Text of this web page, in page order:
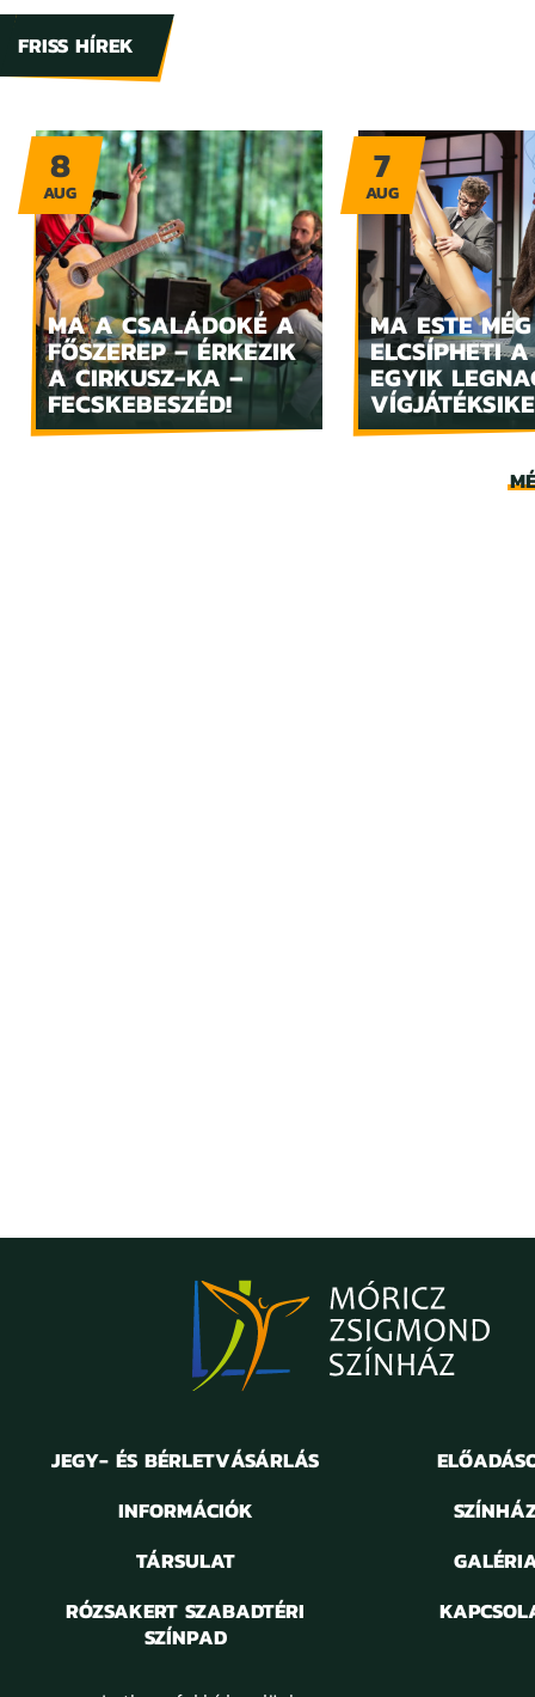
FRISS HÍREK
MA A CSALÁDOKÉ A
FŐSZEREP – ÉRKEZIK
A CIRKUSZ-KA –
FECSKEBESZÉD!
8
AUG
MA ESTE MÉG
ELCSÍPHETI
EGYIK
7
AUG
JEGY- ÉS BÉRLETVÁSÁRLÁS
INFORMÁCIÓK
TÁRSULAT
RÓZSAKERT SZABADTÉRI
SZÍNPAD